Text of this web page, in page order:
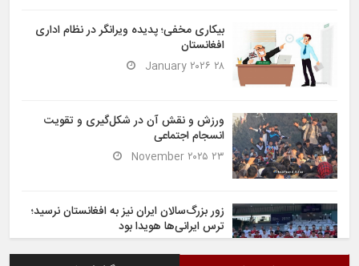
بیکاری مخفی؛ پدیده ویرانگر در نظام اداری
افغانستان
۲۸ January ۲۰۲۶
ورزش و نقش آن در شکل‌گیری و تقویت
انسجام اجتماعی
۲۳ November ۲۰۲۵
زور بزرگ‌سالان ایران نیز به افغانستان نرسید؛
ترس ایرانی‌ها هویدا بود